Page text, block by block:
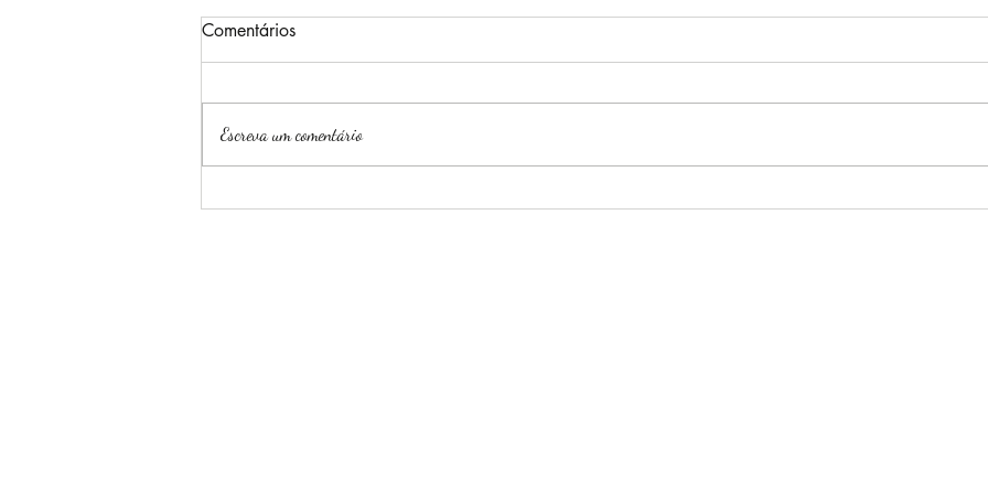
Rosca de goiabada (pão
Abraço do atlântico -
Comentários
Escreva um comentário